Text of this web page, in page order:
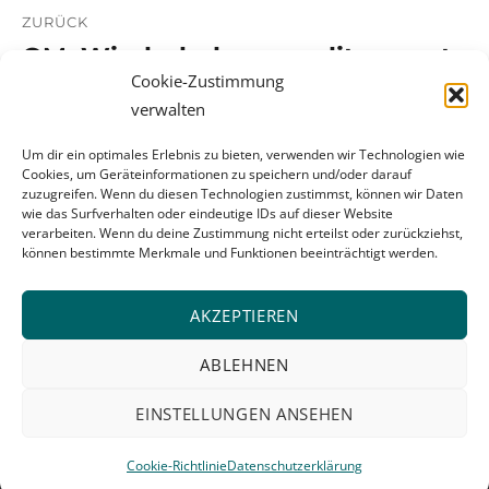
Cookie-Zustimmung
verwalten
Um dir ein optimales Erlebnis zu bieten, verwenden wir Technologien wie
Cookies, um Geräteinformationen zu speichern und/oder darauf
zuzugreifen. Wenn du diesen Technologien zustimmst, können wir Daten
wie das Surfverhalten oder eindeutige IDs auf dieser Website
verarbeiten. Wenn du deine Zustimmung nicht erteilst oder zurückziehst,
können bestimmte Merkmale und Funktionen beeinträchtigt werden.
AKZEPTIEREN
ABLEHNEN
EINSTELLUNGEN ANSEHEN
Cookie-RichtlinieDatenschutzerklärung
ZURÜCK
Vorheriger
QM: Wiederholungsaudit erneut
bestanden!
WEITER
Nächster
Beitrag:
WEG: Juristische Person kann
Verwaltungsbeirat sein.
Folgen Sie uns auch bei
Xing
Impressum|Datenschutz